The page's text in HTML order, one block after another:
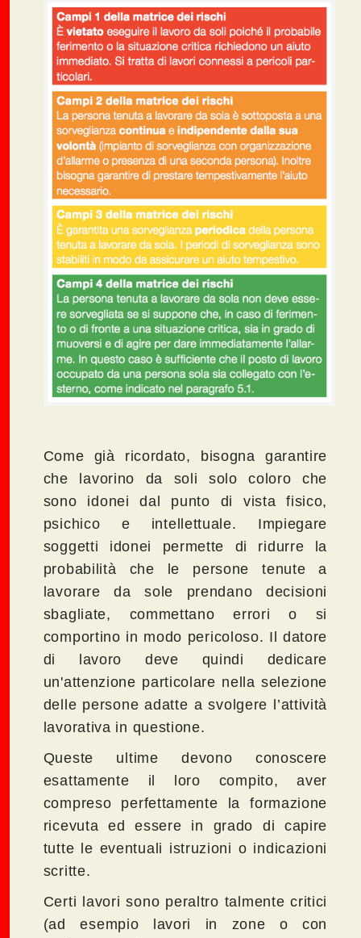
Come già ricordato, bisogna garantire
che lavorino da soli solo coloro che
sono idonei dal punto di vista fisico,
psichico e intellettuale. Impiegare
soggetti idonei permette di ridurre la
probabilità che le persone tenute a
lavorare da sole prendano decisioni
sbagliate, commettano errori o si
comportino in modo pericoloso. Il datore
di lavoro deve quindi dedicare
un'attenzione particolare nella selezione
delle persone adatte a svolgere l’attività
lavorativa in questione.
Queste ultime devono conoscere
esattamente il loro compito, aver
compreso perfettamente la formazione
ricevuta ed essere in grado di capire
tutte le eventuali istruzioni o indicazioni
scritte.
Certi lavori sono peraltro talmente critici
(ad esempio lavori in zone o con